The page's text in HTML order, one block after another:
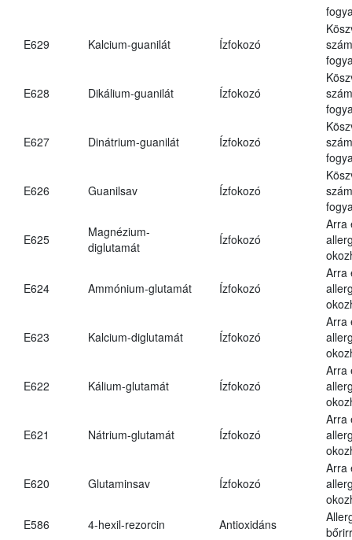
E629 Kalcium-guanilát Ízfokozó
E628 Dikálium-guanilát Ízfokozó
E627 Dinátrium-guanilát Ízfokozó
E626 Guanilsav Ízfokozó
E625
Magnézium-
diglutamát
Ízfokozó
Arra
E624 Ammónium-glutamát Ízfokozó
Arra
E623 Kalcium-diglutamát Ízfokozó
Arra
E622 Kálium-glutamát Ízfokozó
Arra
E621 Nátrium-glutamát Ízfokozó
Arra
E620 Glutaminsav Ízfokozó
Arra
E586
4-hexil-rezorcin Antioxidáns